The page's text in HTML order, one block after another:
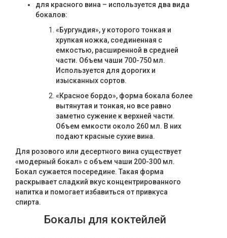
для красного вина – используется два вида
бокалов:
«Бургундия», у которого тонкая и
хрупкая ножка, соединенная с
емкостью, расширенной в средней
части. Объем чаши 700-750 мл.
Используется для дорогих и
изысканных сортов.
«Красное бордо», форма бокала более
вытянутая и тонкая, но все равно
заметно сужение к верхней части.
Объем емкости около 260 мл. В них
подают красные сухие вина.
Для розового или десертного вина существует
«модерный бокал» с объем чаши 200-300 мл.
Бокал сужается посередине. Такая форма
раскрывает сладкий вкус концентрированного
напитка и помогает избавиться от привкуса
спирта.
Бокалы для коктейлей